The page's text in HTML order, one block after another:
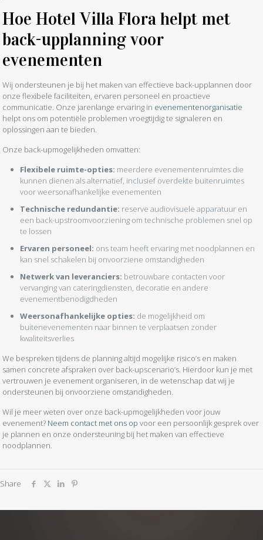
Hoe Hotel Villa Flora helpt met
back-upplanning voor
evenementen
Wij ondersteunen je bij het maken van effectieve back-upplannen door
onze flexibele faciliteiten, ervaren personeel en proactieve
communicatie. Onze jarenlange ervaring in evenementenorganisatie
helpt ons om potentiële problemen vroegtijdig te signaleren en
oplossingen aan te bieden.
Onze back-upmogelijkheden omvatten:
Flexibele ruimte-opties: meerdere evenementenruimtes die
kunnen dienen als alternatief, inclusief overdekte buitenruimtes
voor weersonafhankelijke evenementen
Technische redundantie: reserve audiovisuele apparatuur en
een back-upstroomvoorziening om technische problemen snel op
te lossen
Ervaren personeel: ons team heeft ervaring met noodplannen en
kan snel schakelen bij onvoorziene omstandigheden
Netwerk van leveranciers: betrouwbare contacten voor
vervanging van cateringdiensten, decoratie en andere
evenementbenodigdheden
Weersonafhankelijke opties: de mogelijkheid om
buitenevenementen naar binnen te verplaatsen zonder
kwaliteitsverlies
We bespreken tijdens de planning altijd mogelijke risico’s en maken
samen concrete afspraken over back-upscenario’s. Hierdoor kun je met
vertrouwen je evenement organiseren, in de wetenschap dat wij je
ondersteunen bij onvoorziene omstandigheden.
Wil je meer weten over onze back-upmogelijkheden voor jouw
evenement? Neem contact met ons op voor een persoonlijk gesprek over
je plannen en onze ondersteuning bij het maken van effectieve
noodplannen.
Share